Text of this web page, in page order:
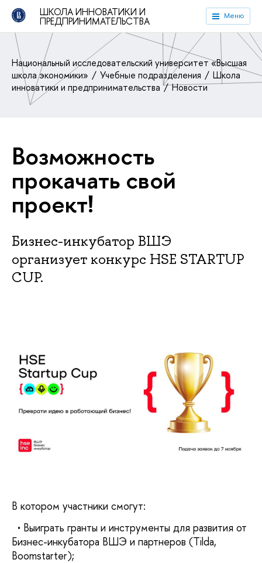
ШКОЛА ИННОВАТИКИ И
ПРЕДПРИНИМАТЕЛЬСТВА Меню
Национальный исследовательский университет «Высшая
школа экономики»
Учебные подразделения
Школа
инноватики и предпринимательства
Новости
Возможность
прокачать свой
проект!
Бизнес-инкубатор ВШЭ
организует конкурс HSE STARTUP
CUP.
В котором участники смогут:
• Выиграть гранты и инструменты для развития от
Бизнес-инкубатора ВШЭ и партнеров (Tilda,
Boomstarter);